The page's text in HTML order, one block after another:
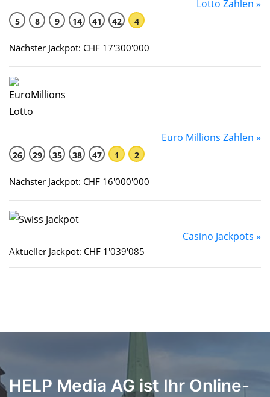
Lotto Zahlen »
5 8 9 14 41 42 4
Nächster Jackpot: CHF 17'300'000
Euro Millions Zahlen »
26 29 35 38 47 1 2
Nächster Jackpot: CHF 16'000'000
Casino Jackpots »
Aktueller Jackpot: CHF 1'039'085
HELP Media AG ist Ihr Online-